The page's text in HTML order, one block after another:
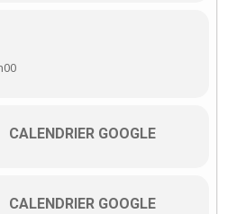
CALENDRIER GOOGLE
CALENDRIER GOOGLE